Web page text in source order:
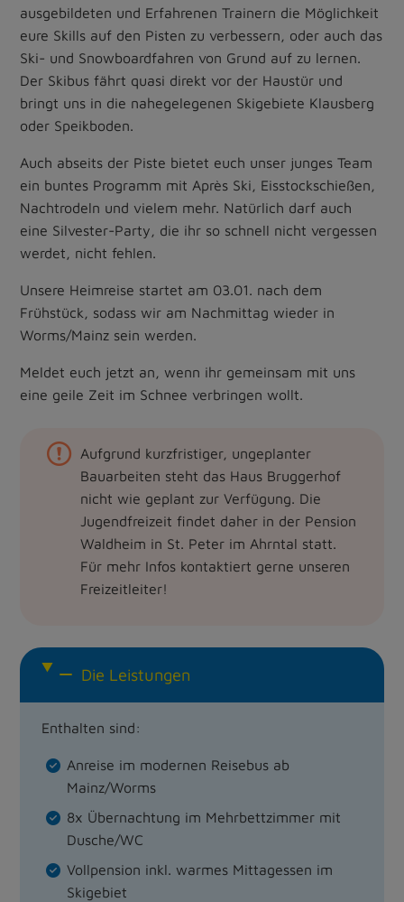
ausgebildeten und Erfahrenen Trainern die Möglichkeit
eure Skills auf den Pisten zu verbessern, oder auch das
Ski- und Snowboardfahren von Grund auf zu lernen.
Der Skibus fährt quasi direkt vor der Haustür und
bringt uns in die nahegelegenen Skigebiete Klausberg
oder Speikboden.
Auch abseits der Piste bietet euch unser junges Team
ein buntes Programm mit Après Ski, Eisstockschießen,
Nachtrodeln und vielem mehr. Natürlich darf auch
eine Silvester-Party, die ihr so schnell nicht vergessen
werdet, nicht fehlen.
Unsere Heimreise startet am 03.01. nach dem
Frühstück, sodass wir am Nachmittag wieder in
Worms/Mainz sein werden.
Meldet euch jetzt an, wenn ihr gemeinsam mit uns
eine geile Zeit im Schnee verbringen wollt.
Aufgrund kurzfristiger, ungeplanter
Bauarbeiten steht das Haus Bruggerhof
nicht wie geplant zur Verfügung. Die
Jugendfreizeit findet daher in der Pension
Waldheim in St. Peter im Ahrntal statt.
Für mehr Infos kontaktiert gerne unseren
Freizeitleiter!
Die Leistungen
Enthalten sind:
Anreise im modernen Reisebus ab
Mainz/Worms
8x Übernachtung im Mehrbettzimmer mit
Dusche/WC
Vollpension inkl. warmes Mittagessen im
Skigebiet